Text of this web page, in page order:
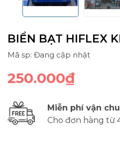
BIỂN BẠT HIFLEX
Mã sp: Đang cập nhật
250.000₫
Miễn phí vận
Cho đơn hàng từ